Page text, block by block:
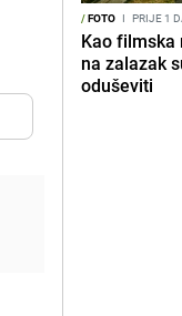
/FOTO I PRIJE 1
Kao filmska
na zalazak
oduševiti